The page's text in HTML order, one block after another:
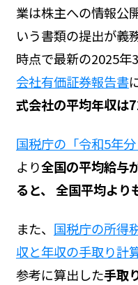
業は株主への情報公
いう書類の提出が義
時点で最新の2025年
会社有価証券報告書
式会社の平均年収は
国税庁の「令和5年
より全国の平均給与
ると、 全国平均より
また、 国税庁の所得
収と年収の手取り計
参考に算出した手取